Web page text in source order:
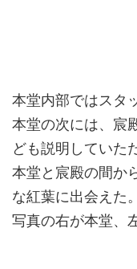
本堂内部ではスタ
本堂の次には、宸
ども説明していた
本堂と宸殿の間か
な紅葉に出会えた。
写真の右が本堂、